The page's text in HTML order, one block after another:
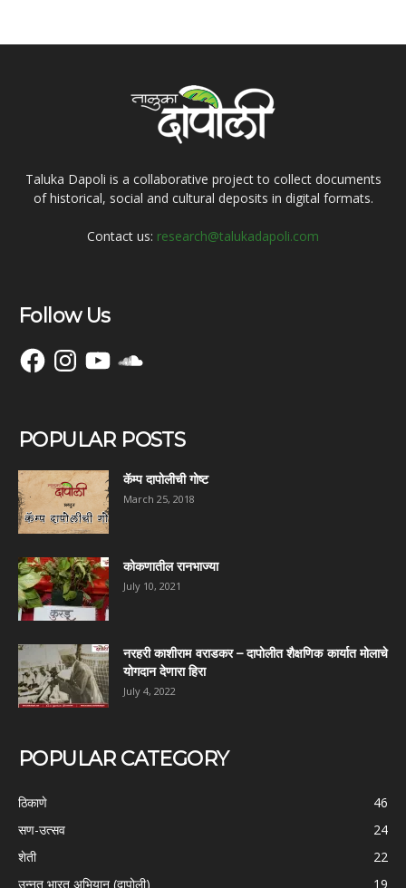
Taluka Dapoli is a collaborative project to collect documents
of historical, social and cultural deposits in digital formats.
Contact us: research@talukadapoli.com
Follow Us
FacebookInstagramYouTubeSoundCloud
POPULAR POSTS
कॅम्प दापोलीची गोष्ट
March 25, 2018
कोकणातील रानभाज्या
July 10, 2021
नरहरी काशीराम वराडकर – दापोलीत शैक्षणिक कार्यात मोलाचे
योगदान देणारा हिरा
July 4, 2022
POPULAR CATEGORY
ठिकाणे
46
सण-उत्सव
24
शेती
22
उन्नत भारत अभियान (दापोली)
19